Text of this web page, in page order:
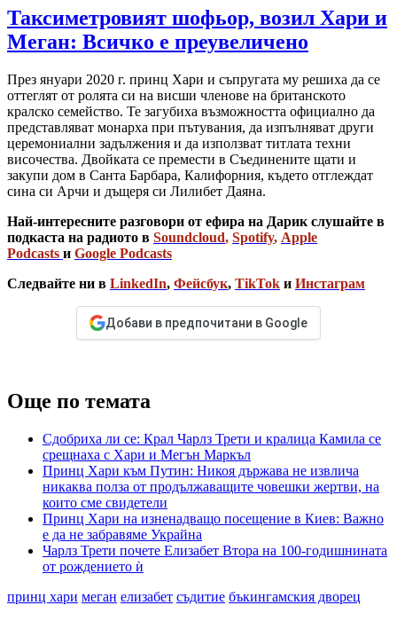
Таксиметровият шофьор, возил Хари и
Меган: Всичко е преувеличено
През януари 2020 г. принц Хари и съпругата му решиха да се
оттеглят от ролята си на висши членове на британското
кралско семейство. Те загубиха възможността официално да
представляват монарха при пътувания, да изпълняват други
церемониални задължения и да използват титлата техни
височества. Двойката се премести в Съединените щати и
закупи дом в Санта Барбара, Калифорния, където отглеждат
сина си Арчи и дъщеря си Лилибет Даяна.
Най-интересните разговори от ефира на Дарик слушайте в
подкаста на радиото в Soundcloud, Spotify, Apple
Podcasts и Google Podcasts
Следвайте ни в LinkedIn, Фейсбук, TikTok и Инстаграм
Добави в предпочитани в Google
Още по темата
Сдобриха ли се: Крал Чарлз Трети и кралица Камила се
срещнаха с Хари и Мегън Маркъл
Принц Хари към Путин: Никоя държава не извлича
никаква полза от продължаващите човешки жертви, на
които сме свидетели
Принц Хари на изненадващо посещение в Киев: Важно
е да не забравяме Украйна
Чарлз Трети почете Елизабет Втора на 100-годишнината
от рождението ѝ
принц хари меган елизабет съдитие бъкингамския дворец